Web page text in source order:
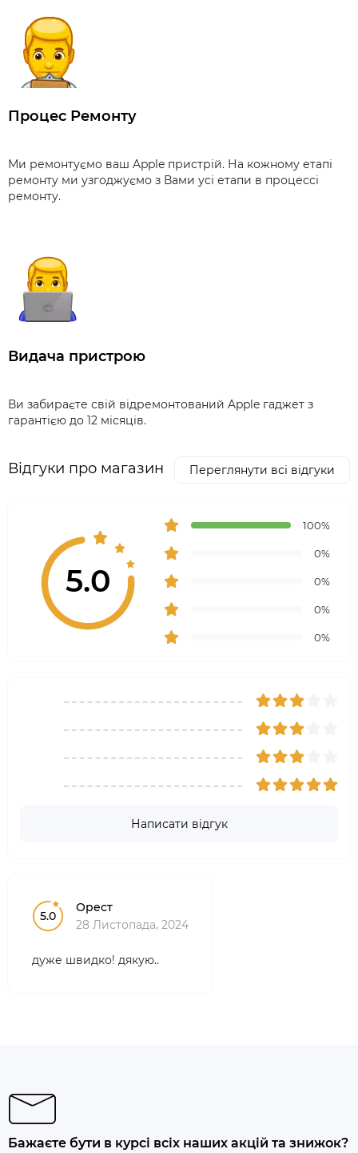
Процес Ремонту
Ми ремонтуємо ваш Apple пристрій. На кожному етапі
ремонту ми узгоджуємо з Вами усі етапи в процессі
ремонту.
Видача пристрою
Ви забираєте свій відремонтований Apple гаджет з
гарантією до 12 місяців.
Відгуки про магазин Переглянути всі відгуки
5.0
100%
0%
0%
0%
0%
Написати відгук
5.0
Орест
28 Листопада, 2024
дуже швидко! дякую..
Бажаєте бути в курсі всіх наших акцій та знижок?